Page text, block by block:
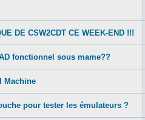
DE CSW2CDT CE WEEK-END !!!
fonctionnel sous mame??
Machine
pour tester les émulateurs ?